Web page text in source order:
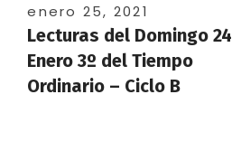
enero 25, 2021
Lecturas del Domingo 24
Enero 3º del Tiempo
Ordinario – Ciclo B